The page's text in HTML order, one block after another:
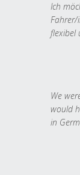
Ich
Fahrer/
flexibel
We
would
in